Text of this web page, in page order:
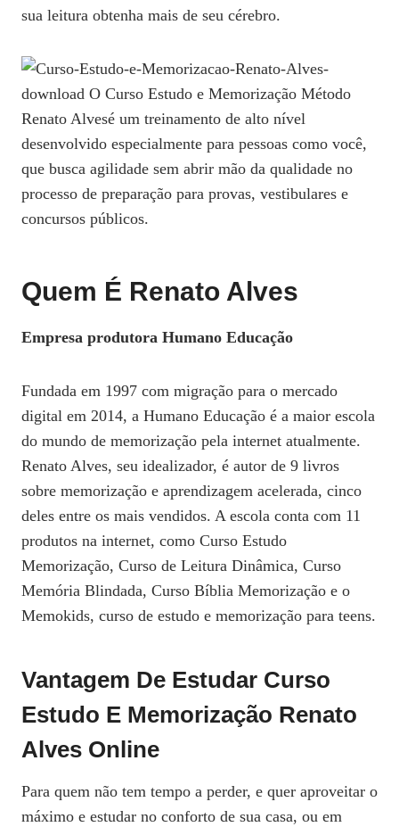
sua leitura obtenha mais de seu cérebro.
Quem É Renato Alves
Empresa produtora Humano Educação
Fundada em 1997 com migração para o mercado
digital em 2014, a Humano Educação é a maior escola
do mundo de memorização pela internet atualmente.
Renato Alves, seu idealizador, é autor de 9 livros
sobre memorização e aprendizagem acelerada, cinco
deles entre os mais vendidos. A escola conta com 11
produtos na internet, como Curso Estudo
Memorização, Curso de Leitura Dinâmica, Curso
Memória Blindada, Curso Bíblia Memorização e o
Memokids, curso de estudo e memorização para teens.
Vantagem De Estudar Curso
Estudo E Memorização Renato
Alves Online
Para quem não tem tempo a perder, e quer aproveitar o
máximo e estudar no conforto de sua casa, ou em